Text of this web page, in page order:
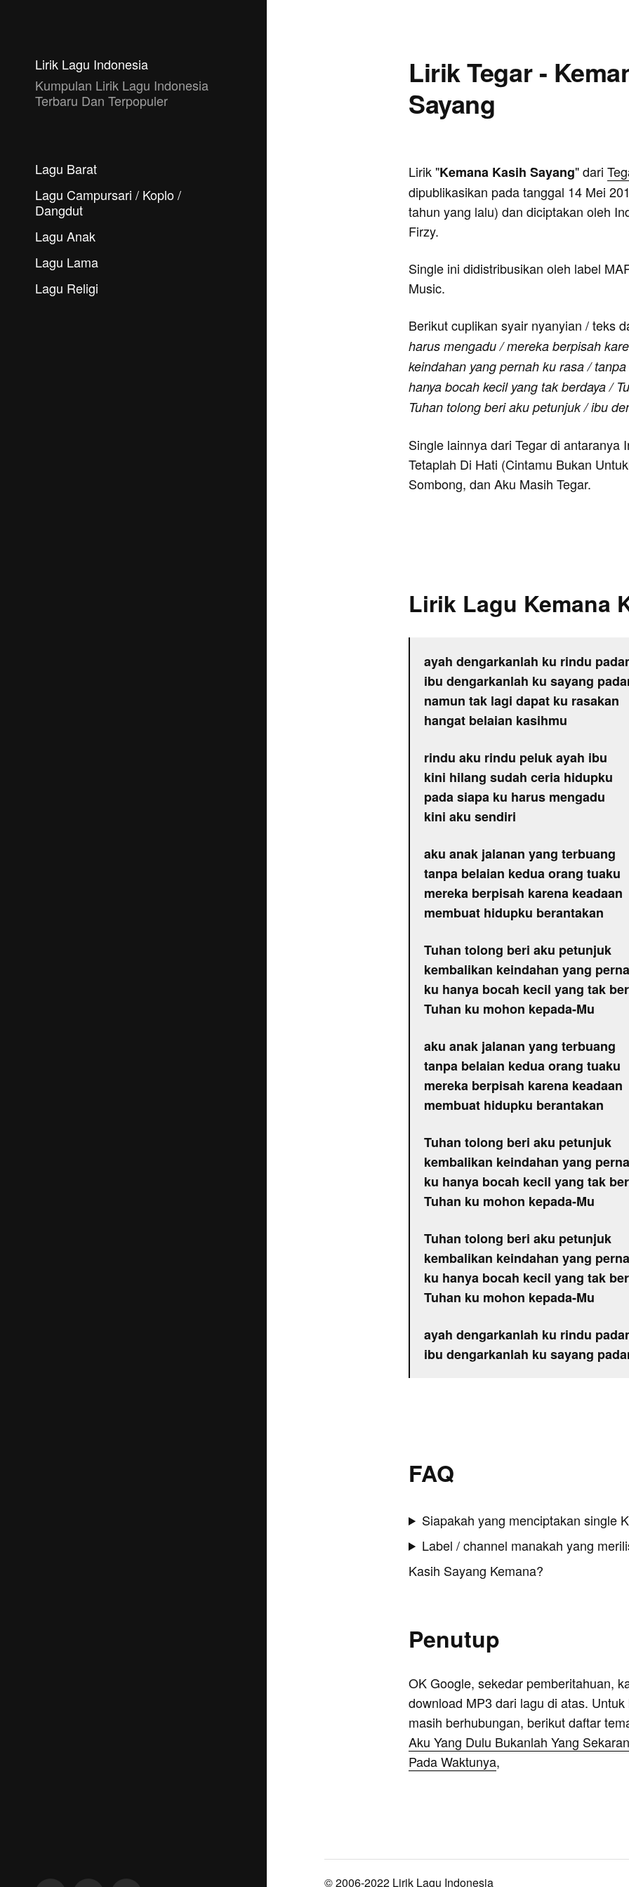
Lirik Lagu Indonesia
Kumpulan Lirik Lagu Indonesia
Terbaru Dan Terpopuler
Lagu Barat
Lagu Campursari / Koplo /
Dangdut
Lagu Anak
Lagu Lama
Lagu Religi
Lirik Tegar -
Sayang
Lirik "Kemana Kasih Sayang" dari
dipublikasikan pada tanggal 14 Mei
tahun yang lalu) dan diciptakan oleh
Firzy.
Single ini didistribusikan oleh label
Music.
Berikut cuplikan syair nyanyian / teks
harus mengadu / mereka berpisah
keindahan yang pernah ku rasa /
hanya bocah kecil yang tak berdaya /
Tuhan tolong beri aku petunjuk / ibu
Single lainnya dari Tegar di antaranya
Tetaplah Di Hati (Cintamu Bukan
Sombong, dan Aku Masih Tegar.
Lirik Lagu Kemana
ayah dengarkanlah ku rindu
ibu dengarkanlah ku sayang
namun tak lagi dapat ku rasakan
hangat belaian kasihmu
rindu aku rindu peluk ayah ibu
kini hilang sudah ceria hidupku
pada siapa ku harus mengadu
kini aku sendiri
aku anak jalanan yang terbuang
tanpa belaian kedua orang tuaku
mereka berpisah karena keadaan
membuat hidupku berantakan
Tuhan tolong beri aku petunjuk
kembalikan keindahan yang
ku hanya bocah kecil yang tak
Tuhan ku mohon kepada-Mu
aku anak jalanan yang terbuang
tanpa belaian kedua orang tuaku
mereka berpisah karena keadaan
membuat hidupku berantakan
Tuhan tolong beri aku petunjuk
kembalikan keindahan yang
ku hanya bocah kecil yang tak
Tuhan ku mohon kepada-Mu
Tuhan tolong beri aku petunjuk
kembalikan keindahan yang
ku hanya bocah kecil yang tak
Tuhan ku mohon kepada-Mu
ayah dengarkanlah ku rindu
ibu dengarkanlah ku sayang
FAQ
Siapakah yang menciptakan single
Label / channel manakah yang
Kasih Sayang Kemana?
Penutup
OK Google, sekedar pemberitahuan,
download MP3 dari lagu di atas.
masih berhubungan, berikut daftar
Aku Yang Dulu Bukanlah Yang
Pada Waktunya,
© 2006-2022 Lirik Lagu Indonesia